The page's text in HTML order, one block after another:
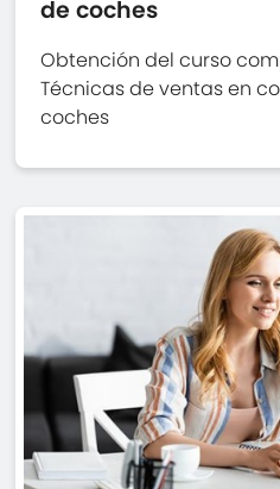
de coches
Obtención del curso
Técnicas de ventas en
coches